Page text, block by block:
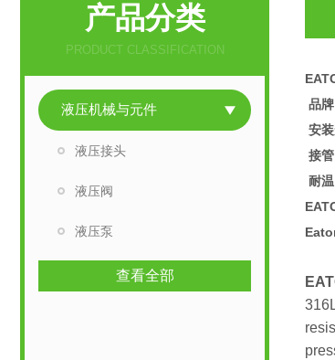
产品分类
PRODUCT CLASSIFICATION
液压机械与元件
液压接头
液压阀
液压泵
查看全部
品牌
安
接
耐温